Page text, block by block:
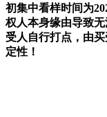
初集中看样时间为
权人本身缘由导致
受人自行打点，由
定性！